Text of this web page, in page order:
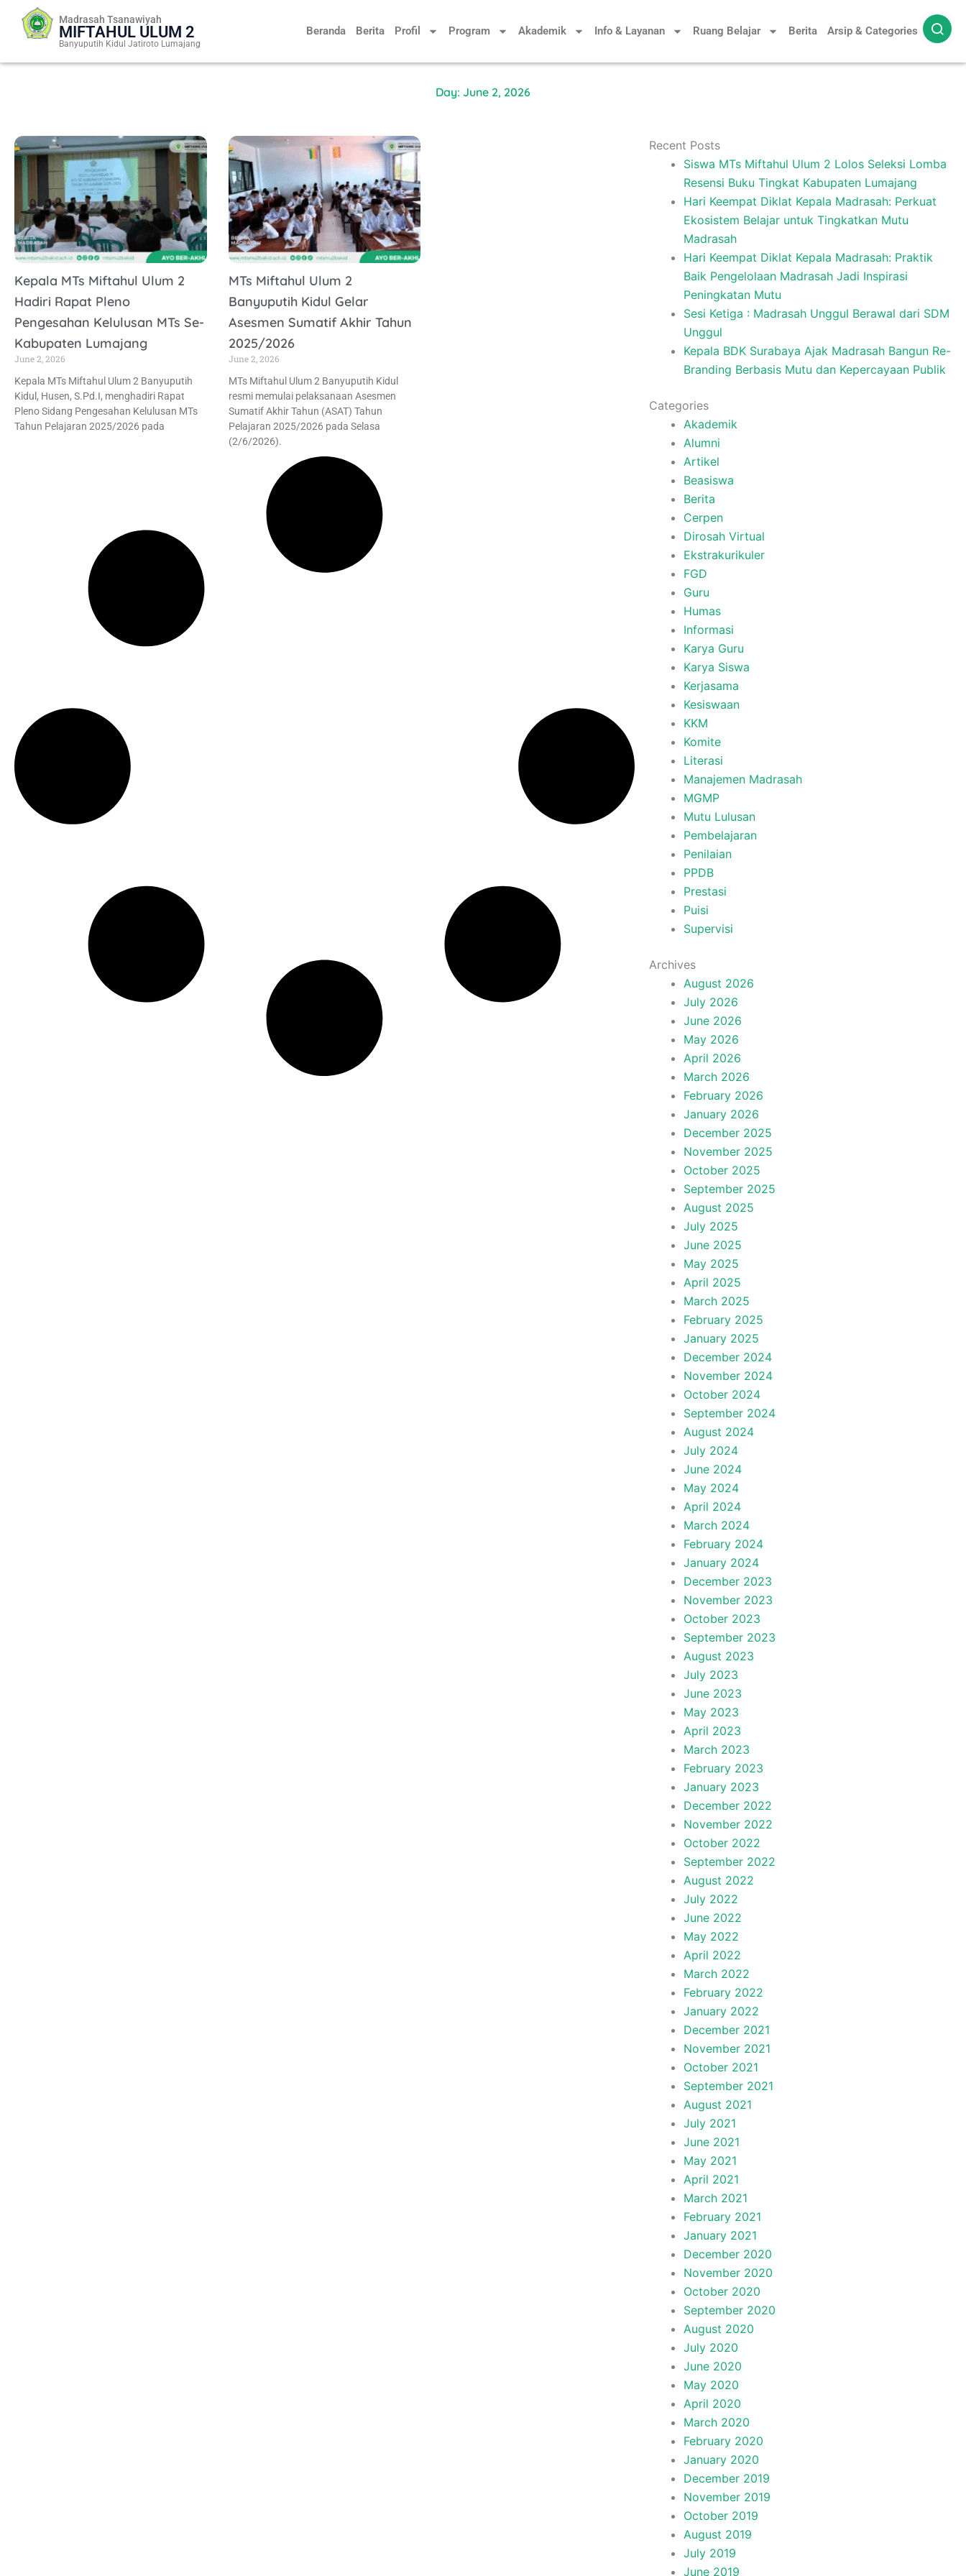
Beranda Berita Profil Program Akademik Info & Layanan Ruang Belajar Berita Arsip & Categories
Madrasah Tsanawiyah
MIFTAHUL ULUM 2
Banyuputih Kidul Jatiroto Lumajang
Day: June 2, 2026
Kepala MTs Miftahul Ulum 2
Hadiri Rapat Pleno
Pengesahan Kelulusan MTs Se-
Kabupaten Lumajang
June 2, 2026
Kepala MTs Miftahul Ulum 2 Banyuputih
Kidul, Husen, S.Pd.I, menghadiri Rapat
Pleno Sidang Pengesahan Kelulusan MTs
Tahun Pelajaran 2025/2026 pada
MTs Miftahul Ulum 2
Banyuputih Kidul Gelar
Asesmen Sumatif Akhir Tahun
2025/2026
June 2, 2026
MTs Miftahul Ulum 2 Banyuputih Kidul
resmi memulai pelaksanaan Asesmen
Sumatif Akhir Tahun (ASAT) Tahun
Pelajaran 2025/2026 pada Selasa
(2/6/2026).
Recent Posts
Siswa MTs Miftahul Ulum 2 Lolos Seleksi Lomba
Resensi Buku Tingkat Kabupaten Lumajang
Hari Keempat Diklat Kepala Madrasah: Perkuat
Ekosistem Belajar untuk Tingkatkan Mutu
Madrasah
Hari Keempat Diklat Kepala Madrasah: Praktik
Baik Pengelolaan Madrasah Jadi Inspirasi
Peningkatan Mutu
Sesi Ketiga : Madrasah Unggul Berawal dari SDM
Unggul
Kepala BDK Surabaya Ajak Madrasah Bangun Re-
Branding Berbasis Mutu dan Kepercayaan Publik
Categories
Akademik
Alumni
Artikel
Beasiswa
Berita
Cerpen
Dirosah Virtual
Ekstrakurikuler
FGD
Guru
Humas
Informasi
Karya Guru
Karya Siswa
Kerjasama
Kesiswaan
KKM
Komite
Literasi
Manajemen Madrasah
MGMP
Mutu Lulusan
Pembelajaran
Penilaian
PPDB
Prestasi
Puisi
Supervisi
Archives
August 2026
July 2026
June 2026
May 2026
April 2026
March 2026
February 2026
January 2026
December 2025
November 2025
October 2025
September 2025
August 2025
July 2025
June 2025
May 2025
April 2025
March 2025
February 2025
January 2025
December 2024
November 2024
October 2024
September 2024
August 2024
July 2024
June 2024
May 2024
April 2024
March 2024
February 2024
January 2024
December 2023
November 2023
October 2023
September 2023
August 2023
July 2023
June 2023
May 2023
April 2023
March 2023
February 2023
January 2023
December 2022
November 2022
October 2022
September 2022
August 2022
July 2022
June 2022
May 2022
April 2022
March 2022
February 2022
January 2022
December 2021
November 2021
October 2021
September 2021
August 2021
July 2021
June 2021
May 2021
April 2021
March 2021
February 2021
January 2021
December 2020
November 2020
October 2020
September 2020
August 2020
July 2020
June 2020
May 2020
April 2020
March 2020
February 2020
January 2020
December 2019
November 2019
October 2019
August 2019
July 2019
June 2019